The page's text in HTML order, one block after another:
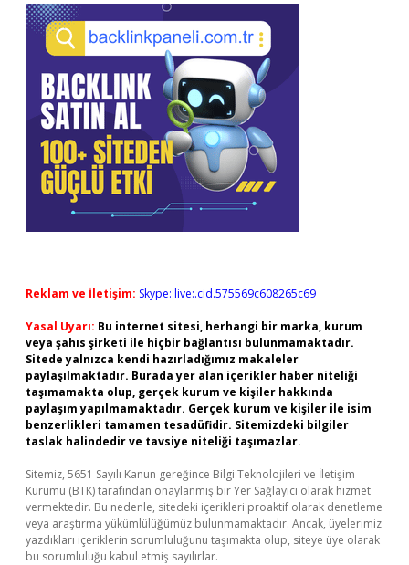
Reklam ve İletişim: Skype: live:.cid.575569c608265c69
Yasal Uyarı: Bu internet sitesi, herhangi bir marka, kurum
veya şahıs şirketi ile hiçbir bağlantısı bulunmamaktadır.
Sitede yalnızca kendi hazırladığımız makaleler
paylaşılmaktadır. Burada yer alan içerikler haber niteliği
taşımamakta olup, gerçek kurum ve kişiler hakkında
paylaşım yapılmamaktadır. Gerçek kurum ve kişiler ile isim
benzerlikleri tamamen tesadüfidir. Sitemizdeki bilgiler
taslak halindedir ve tavsiye niteliği taşımazlar.
Sitemiz, 5651 Sayılı Kanun gereğince Bilgi Teknolojileri ve İletişim
Kurumu (BTK) tarafından onaylanmış bir Yer Sağlayıcı olarak hizmet
vermektedir. Bu nedenle, sitedeki içerikleri proaktif olarak denetleme
veya araştırma yükümlülüğümüz bulunmamaktadır. Ancak, üyelerimiz
yazdıkları içeriklerin sorumluluğunu taşımakta olup, siteye üye olarak
bu sorumluluğu kabul etmiş sayılırlar.